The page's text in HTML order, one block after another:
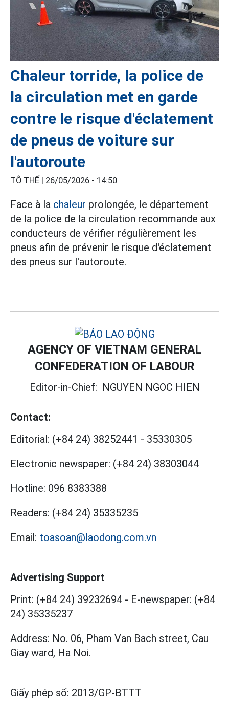
Chaleur torride, la police de
la circulation met en garde
contre le risque d'éclatement
de pneus de voiture sur
l'autoroute
TÔ THẾ | 26/05/2026 - 14:50
Face à la chaleur prolongée, le département
de la police de la circulation recommande aux
conducteurs de vérifier régulièrement les
pneus afin de prévenir le risque d'éclatement
des pneus sur l'autoroute.
AGENCY OF VIETNAM GENERAL
CONFEDERATION OF LABOUR
Editor-in-Chief: NGUYEN NGOC HIEN
Contact:
Editorial: (+84 24) 38252441 - 35330305
Electronic newspaper: (+84 24) 38303044
Hotline: 096 8383388
Readers: (+84 24) 35335235
Email: toasoan@laodong.com.vn
Advertising Support
Print: (+84 24) 39232694 - E-newspaper: (+84
24) 35335237
Address: No. 06, Pham Van Bach street, Cau
Giay ward, Ha Noi.
Giấy phép số: 2013/GP-BTTT